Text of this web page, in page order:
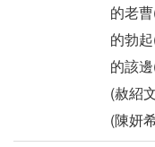
的老
的勃
的該
(赦紹
(陳妍